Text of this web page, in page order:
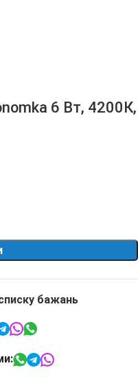
6 Вт, 4200К,
бажань